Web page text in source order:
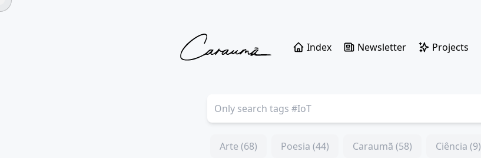
Index Newsletter Projects
Arte (68) Poesia (44) Caraumã (58) Ciência (9)